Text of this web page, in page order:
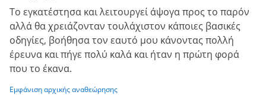
Το εγκατέστησα και λειτουργεί άψογα προς το παρόν
αλλά θα χρειάζονταν τουλάχιστον κάποιες βασικές
οδηγίες, βοήθησα τον εαυτό μου κάνοντας πολλή
έρευνα και πήγε πολύ καλά και ήταν η πρώτη φορά
που το έκανα.
Εμφάνιση αρχικής αναθεώρησης